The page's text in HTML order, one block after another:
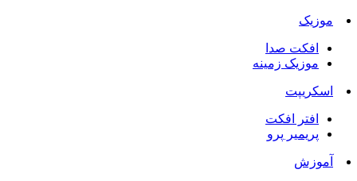
موزیک
افکت صدا
موزیک زمینه
اسکریپت
افتر افکت
پریمیر پرو
آموزش